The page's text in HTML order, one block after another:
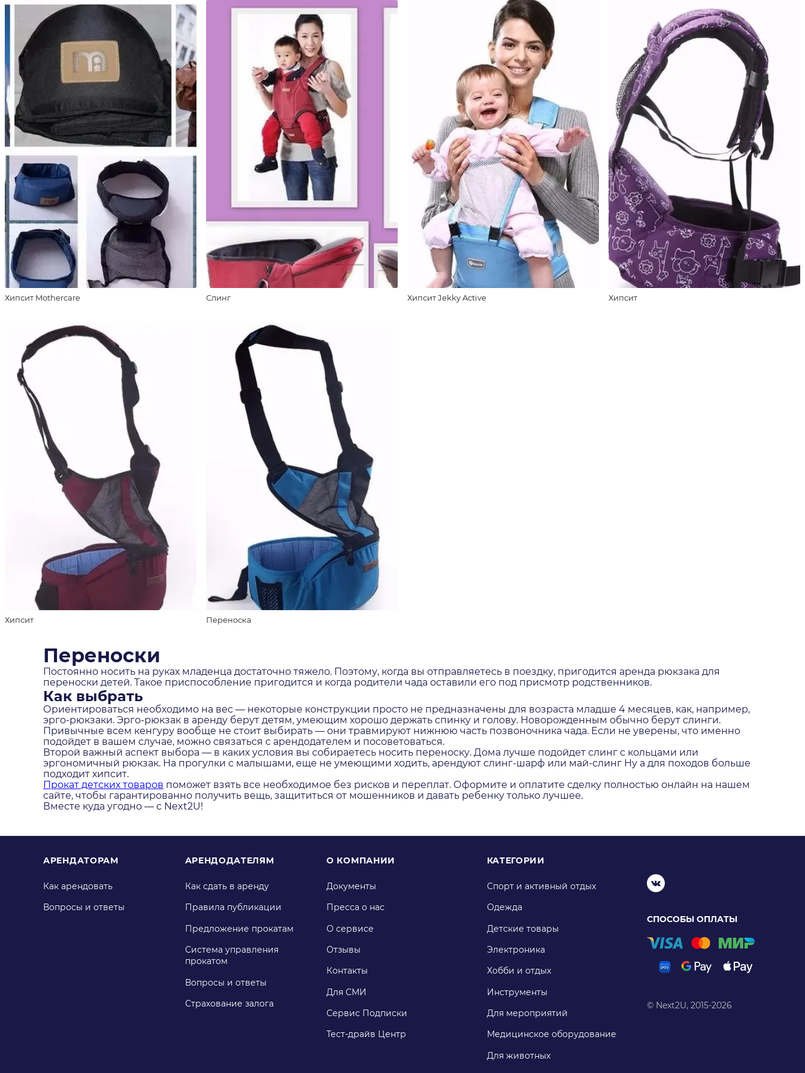
Хипсит Mothercare Слинг Хипсит Jekky Active Хипсит
Хипсит Переноска
Переноски
Постоянно носить на руках младенца достаточно тяжело. Поэтому, когда вы отправляетесь в поездку, пригодится аренда рюкзака для
переноски детей. Такое приспособление пригодится и когда родители чада оставили его под присмотр родственников.
Как выбрать
Ориентироваться необходимо на вес — некоторые конструкции просто не предназначены для возраста младше 4 месяцев, как, например,
эрго-рюкзаки. Эрго-рюкзак в аренду берут детям, умеющим хорошо держать спинку и голову. Новорожденным обычно берут слинги.
Привычные всем кенгуру вообще не стоит выбирать — они травмируют нижнюю часть позвоночника чада. Если не уверены, что именно
подойдет в вашем случае, можно связаться с арендодателем и посоветоваться.
Второй важный аспект выбора — в каких условия вы собираетесь носить переноску. Дома лучше подойдет слинг с кольцами или
эргономичный рюкзак. На прогулки с малышами, еще не умеющими ходить, арендуют слинг-шарф или май-слинг Ну а для походов больше
подходит хипсит.
Прокат детских товаров поможет взять все необходимое без рисков и переплат. Оформите и оплатите сделку полностью онлайн на нашем
сайте, чтобы гарантированно получить вещь, защититься от мошенников и давать ребенку только лучшее.
Вместе куда угодно — с Next2U!
АРЕНДАТОРАМ
Как арендовать
Вопросы и ответы
АРЕНДОДАТЕЛЯМ
Как сдать в аренду
Правила публикации
Предложение прокатам
Система управления
прокатом
Вопросы и ответы
Страхование залога
О КОМПАНИИ
Документы
Пресса о нас
О сервисе
Отзывы
Контакты
Для СМИ
Сервис Подписки
Тест-драйв Центр
КАТЕГОРИИ
Спорт и активный отдых
Одежда
Детские товары
Электроника
Хобби и отдых
Инструменты
Для мероприятий
Медицинское оборудование
Для животных
СПОСОБЫ ОПЛАТЫ
© Next2U, 2015-2026